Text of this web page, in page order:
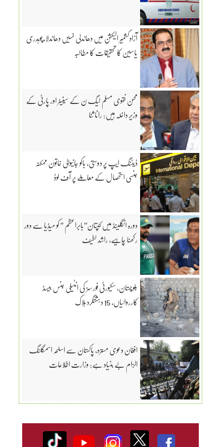
آزادکشمیر الیکشن میں دھاندلی نہیں دھاندلا،چوہدری
یاسین کا تحقیقات کا مطالبہ
محسن نقوی مسلم لیگ ن کے سینیٹر اور پارٹی کے
وزیر داخلہ ہیں: رانا ثنا
ڈیٹنگ ایپ پر دوستی، باکو جانیوالی خاتون ممکنہ
جنسی استحصال کے معاملے پر آف لوڈ
دورہ انگلینڈ میں کپتان”بابراعظم ” کو میڈیا سے دور
رکھنا چاہیے، راشد لطیف
بلوچستان، سکیورٹی فورسز کی انٹیلی جنس بیسڈ
کارروائیاں، 15 دہشتگرد ہلاک
افغان دعویٰ مسترد، پاکستان سے اسلحہ اسمگلنگ
الزام بے بنیاد ہے: وزارت اطلاعات